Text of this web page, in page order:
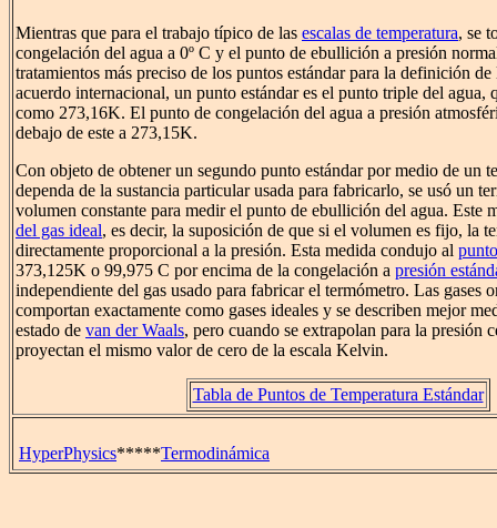
Mientras que para el trabajo típico de las escalas de temperatura, se
congelación del agua a 0º C y el punto de ebullición a presión
tratamientos más preciso de los puntos estándar para la definición de
acuerdo internacional, un punto estándar es el punto triple del agua,
como 273,16K. El punto de congelación del agua a presión
debajo de este a 273,15K.
Con objeto de obtener un segundo punto estándar por medio de un
dependa de la sustancia particular usada para fabricarlo, se usó un
volumen constante para medir el punto de ebullición del agua. Este
del gas ideal, es decir, la suposición de que si el volumen es fijo, la
directamente proporcional a la presión. Esta medida condujo al
373,125K o 99,975 C por encima de la congelación a presión
independiente del gas usado para fabricar el termómetro. Las gases
comportan exactamente como gases ideales y se describen mejor
estado de van der Waals, pero cuando se extrapolan para la presión
proyectan el mismo valor de cero de la escala Kelvin.
Tabla de Puntos de Temperatura Estándar
HyperPhysics*****Termodinámica